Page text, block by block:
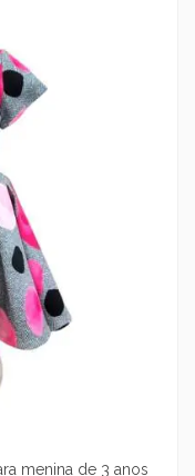
menina de 3 anos